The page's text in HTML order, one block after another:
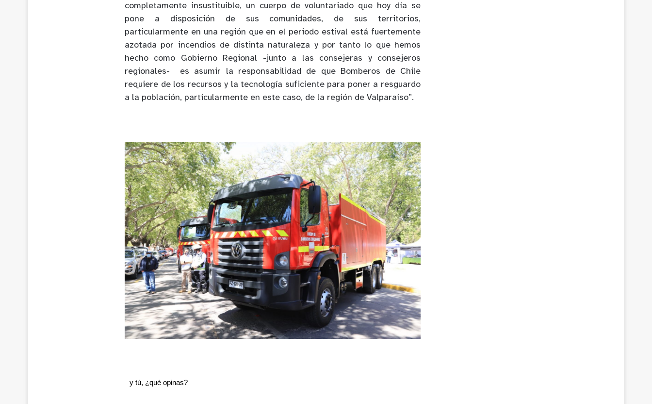
completamente insustituible, un cuerpo de voluntariado que hoy día se
pone a disposición de sus comunidades, de sus territorios,
particularmente en una región que en el periodo estival está fuertemente
azotada por incendios de distinta naturaleza y por tanto lo que hemos
hecho como Gobierno Regional -junto a las consejeras y consejeros
regionales- es asumir la responsabilidad de que Bomberos de Chile
requiere de los recursos y la tecnología suficiente para poner a resguardo
a la población, particularmente en este caso, de la región de Valparaíso”.
y tú, ¿qué opinas?